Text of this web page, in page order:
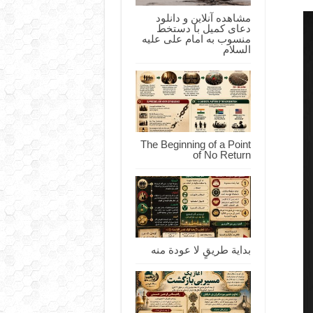
مشاهده آنلاین و دانلود
دعای کمیل با دستخط
منسوب به امام علی علیه
السلام
The Beginning of a Point
of No Return
بداية طريقٍ لا عودة منه